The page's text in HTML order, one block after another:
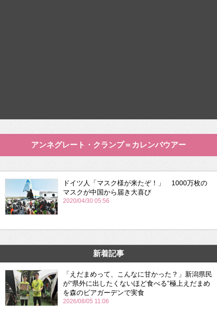
アンネグレート・クランプ＝カレンバウアー
ドイツ人「マスク様が来たぞ！」 1000万枚の
マスクが中国から届き大喜び
2020/04/30 05:56
新着記事
「えだまめって、こんなに甘かった？」新潟県民
が“県外に出したくないほど食べる”極上えだまめ
を森のビアガーデンで実食
2026/08/05 11:06